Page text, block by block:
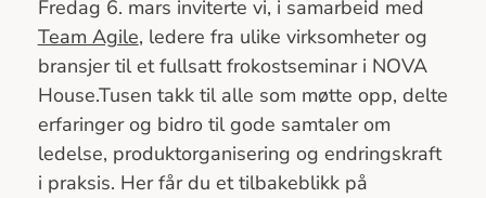
Fredag 6. mars inviterte vi, i samarbeid med
Team Agile, ledere fra ulike virksomheter og
bransjer til et fullsatt frokostseminar i NOVA
House.Tusen takk til alle som møtte opp, delte
erfaringer og bidro til gode samtaler om
ledelse, produktorganisering og endringskraft
i praksis. Her får du et tilbakeblikk på